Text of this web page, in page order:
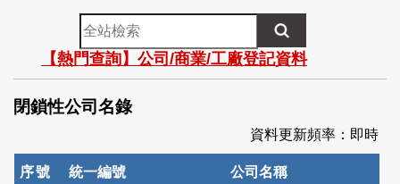
全
站
檢
索
【熱門查詢】公司/商業/工廠登記資料
閉鎖性公司名錄
資料更新頻率：即時
序號 統一編號 公司名稱